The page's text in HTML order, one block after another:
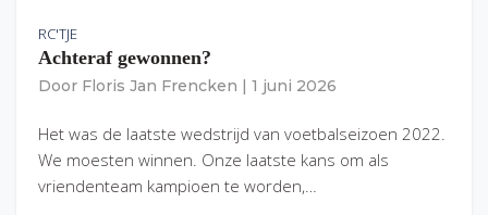
RC'TJE
Achteraf gewonnen?
Door Floris Jan Frencken 1 juni 2026
Het was de laatste wedstrijd van voetbalseizoen 2022.
We moesten winnen. Onze laatste kans om als
vriendenteam kampioen te worden,…